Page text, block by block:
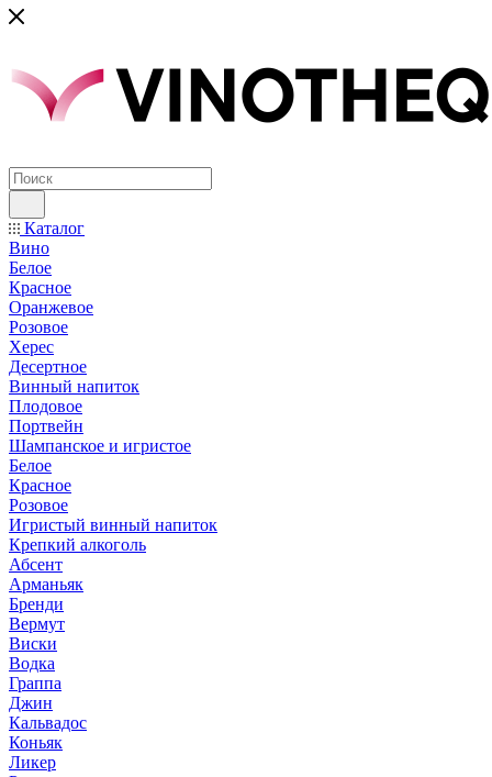
Каталог
Вино
Белое
Красное
Оранжевое
Розовое
Херес
Десертное
Винный напиток
Плодовое
Портвейн
Шампанское и игристое
Белое
Красное
Розовое
Игристый винный напиток
Крепкий алкоголь
Абсент
Арманьяк
Бренди
Вермут
Виски
Водка
Граппа
Джин
Кальвадос
Коньяк
Ликер